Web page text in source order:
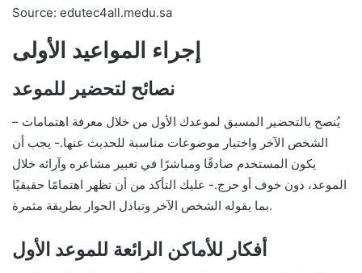
Source: edutec4all.medu.sa
إجراء المواعيد الأولى
نصائح لتحضير للموعد
– يُنصح بالتحضير المسبق لموعدك الأول من خلال معرفة اهتمامات
الشخص الآخر واختيار موضوعات مناسبة للحديث عنها.- يجب أن
يكون المستخدم صادقًا ومباشرًا في تعبير مشاعره وآرائه خلال
الموعد، دون خوف أو حرج.- عليك التأكد من أن تظهر اهتمامًا حقيقيًا
بما يقوله الشخص الآخر وتبادل الحوار بطريقة مثمرة.
أفكار للأماكن الرائعة للموعد الأول